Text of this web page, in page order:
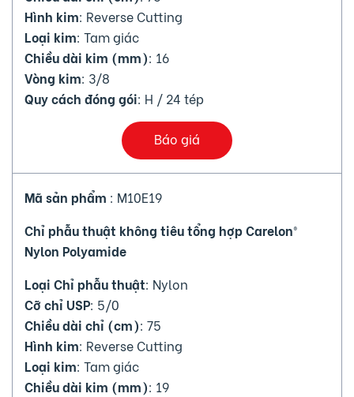
Hình kim: Reverse Cutting
Loại kim: Tam giác
Chiều dài kim (mm): 16
Vòng kim: 3/8
Quy cách đóng gói: H / 24 tép
Báo giá
Mã sản phẩm : M10E19
Chỉ phẫu thuật không tiêu tổng hợp Carelon®
Nylon Polyamide
Loại Chỉ phẫu thuật: Nylon
Cỡ chỉ USP: 5/0
Chiều dài chỉ (cm): 75
Hình kim: Reverse Cutting
Loại kim: Tam giác
Chiều dài kim (mm): 19